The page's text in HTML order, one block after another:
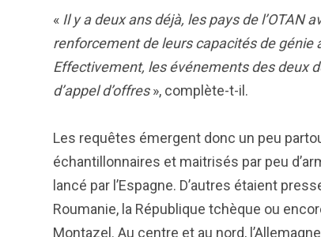
« Il y a deux ans déjà, les pays de
renforcement de leurs capacités de génie
Effectivement, les événements des deux
d’appel d’offres», complète-t-il.
Les requêtes émergent donc un peu
échantillonnaires et maitrisés par peu
lancé par l’Espagne. D’autres étaient
Roumanie, la République tchèque ou
Montazel. Au centre et au nord,